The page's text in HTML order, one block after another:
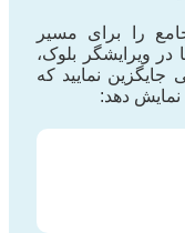
را برای مسیر
ویرایشگر بلوک،
نمایید که
دهد: